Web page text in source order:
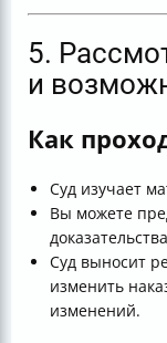
5.
и
Как
Суд изучает
Вы можете
Суд выносит
изменить
изменений.